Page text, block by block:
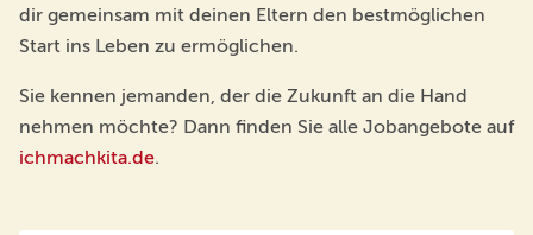
dir gemeinsam mit deinen Eltern den bestmöglichen
Start ins Leben zu ermöglichen.
Sie kennen jemanden, der die Zukunft an die Hand
nehmen möchte? Dann finden Sie alle Jobangebote auf
ichmachkita.de.